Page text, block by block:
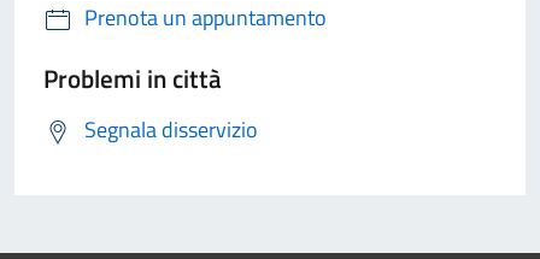
Prenota un appuntamento
Problemi in città
Segnala disservizio